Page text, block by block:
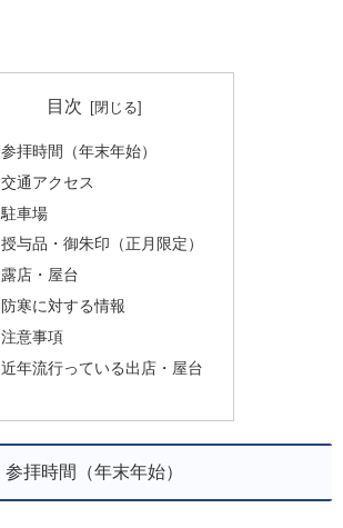
目次
参拝時間（年末年始）
交通アクセス
駐車場
授与品・御朱印（正月限定）
露店・屋台
防寒に対する情報
注意事項
近年流行っている出店・屋台
参拝時間（年末年始）